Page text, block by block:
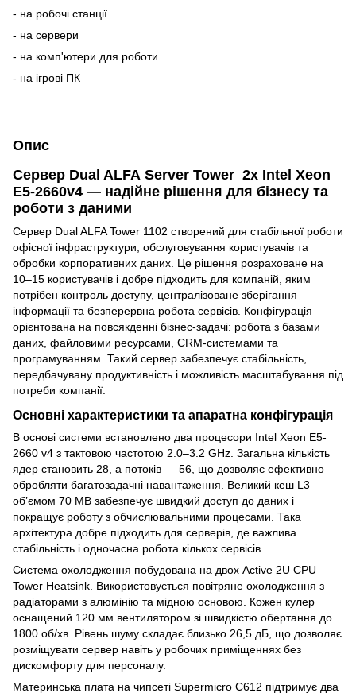
- на робочі станції
- на сервери
- на комп'ютери для роботи
- на ігрові ПК
Опис
Сервер Dual ALFA Server Tower 2х Intel Xeon
E5-2660v4 — надійне рішення для бізнесу та
роботи з даними
Сервер Dual ALFA Tower 1102 створений для стабільної роботи
офісної інфраструктури, обслуговування користувачів та
обробки корпоративних даних. Це рішення розраховане на
10–15 користувачів і добре підходить для компаній, яким
потрібен контроль доступу, централізоване зберігання
інформації та безперервна робота сервісів. Конфігурація
орієнтована на повсякденні бізнес-задачі: робота з базами
даних, файловими ресурсами, CRM-системами та
програмуванням. Такий сервер забезпечує стабільність,
передбачувану продуктивність і можливість масштабування під
потреби компанії.
Основні характеристики та апаратна конфігурація
В основі системи встановлено два процесори Intel Xeon E5-
2660 v4 з тактовою частотою 2.0–3.2 GHz. Загальна кількість
ядер становить 28, а потоків — 56, що дозволяє ефективно
обробляти багатозадачні навантаження. Великий кеш L3
об’ємом 70 MB забезпечує швидкий доступ до даних і
покращує роботу з обчислювальними процесами. Така
архітектура добре підходить для серверів, де важлива
стабільність і одночасна робота кількох сервісів.
Система охолодження побудована на двох Active 2U CPU
Tower Heatsink. Використовується повітряне охолодження з
радіаторами з алюмінію та мідною основою. Кожен кулер
оснащений 120 мм вентилятором зі швидкістю обертання до
1800 об/хв. Рівень шуму складає близько 26,5 дБ, що дозволяє
розміщувати сервер навіть у робочих приміщеннях без
дискомфорту для персоналу.
Материнська плата на чипсеті Supermicro C612 підтримує два